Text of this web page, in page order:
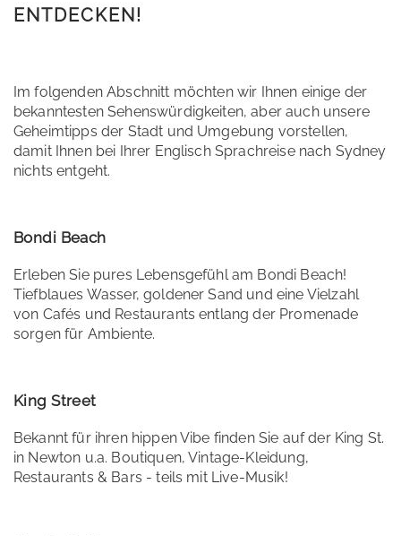
ENTDECKEN!
Im folgenden Abschnitt möchten wir Ihnen einige der
bekanntesten Sehenswürdigkeiten, aber auch unsere
Geheimtipps der Stadt und Umgebung vorstellen,
damit Ihnen bei Ihrer Englisch Sprachreise nach Sydney
nichts entgeht.
Bondi Beach
Erleben Sie pures Lebensgefühl am Bondi Beach!
Tiefblaues Wasser, goldener Sand und eine Vielzahl
von Cafés und Restaurants entlang der Promenade
sorgen für Ambiente.
King Street
Bekannt für ihren hippen Vibe finden Sie auf der King St.
in Newton u.a. Boutiquen, Vintage-Kleidung,
Restaurants & Bars - teils mit Live-Musik​!